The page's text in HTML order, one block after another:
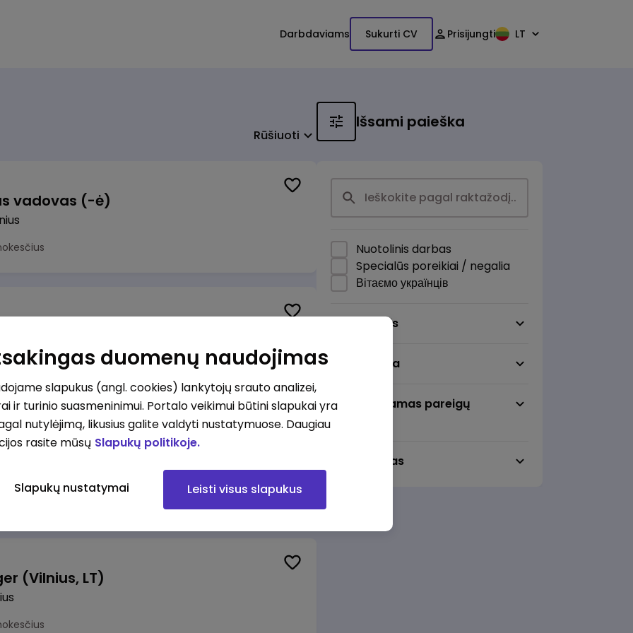
Darbdaviams Sukurti CV Prisijungti LT
Rūšiuoti
vadovas (-ė)
(-ė) (Vilnius, LT)
Veiklos atsparumo departamento vadovė (-as)
(Vilnius, LT)
Išsami paieška
Nuotolinis darbas
Specialūs poreikiai / negalia
Вітаємо українців
Darbo sritis
Darbo vieta
Pageidaujamas pareigų
Darbo laikas
duomenų naudojimas
slapukus (angl. cookies) lankytojų srauto analizei,
ir turinio suasmeninimui. Portalo veikimui būtini slapukai yra
nutylėjimą, likusius galite valdyti nustatymuose. Daugiau
rasite mūsų Slapukų politikoje.
Slapukų nustatymai Leisti visus slapukus